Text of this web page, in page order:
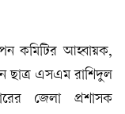
কমিটির আহ্বায়ক,
ছাত্র এসএম রাশিদুল
জেলা প্রশাসক